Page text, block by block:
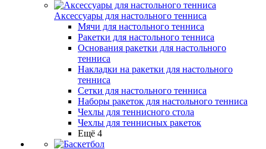
Аксессуары для настольного тенниса
Мячи для настольного тенниса
Ракетки для настольного тенниса
Основания ракетки для настольного
тенниса
Накладки на ракетки для настольного
тенниса
Сетки для настольного тенниса
Наборы ракеток для настольного тенниса
Чехлы для теннисного стола
Чехлы для теннисных ракеток
Ещё 4